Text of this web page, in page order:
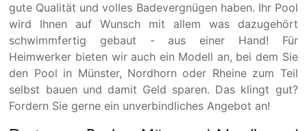
gute Qualität und volles Badevergnügen haben. Ihr Pool
wird Ihnen auf Wunsch mit allem was dazugehört
schwimmfertig gebaut - aus einer Hand! Für
Heimwerker bieten wir auch ein Modell an, bei dem Sie
den Pool in Münster, Nordhorn oder Rheine zum Teil
selbst bauen und damit Geld sparen. Das klingt gut?
Fordern Sie gerne ein unverbindliches Angebot an!